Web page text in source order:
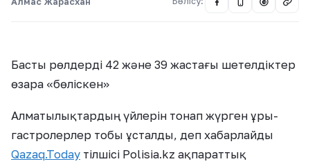
@
Басты рөлдерді 42 және 39 жастағы шетелдіктер
өзара «бөліскен»
Алматылықтардың үйлерін тонап жүрген ұры-
гастролерлер тобы ұсталды, деп хабарлайды
Qazaq.Today тілшісі Polisia.kz ақпараттық